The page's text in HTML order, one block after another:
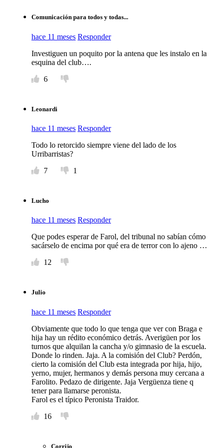
Comunicación para todos y todas...
hace 11 meses Responder
Investiguen un poquito por la antena que les instalo en la
esquina del club….
6
Leonardi
hace 11 meses Responder
Todo lo retorcido siempre viene del lado de los
Urribarristas?
7
1
Lucho
hace 11 meses Responder
Que podes esperar de Farol, del tribunal no sabían cómo
sacárselo de encima por qué era de terror con lo ajeno …
12
Julio
hace 11 meses Responder
Obviamente que todo lo que tenga que ver con Braga e
hija hay un rédito económico detrás. Averigüen por los
turnos que alquilan la cancha y/o gimnasio de la escuela.
Donde lo rinden. Jaja. A la comisión del Club? Perdón,
cierto la comisión del Club esta integrada por hija, hijo,
yerno, mujer, hermanos y demás persona muy cercana a
Farolito. Pedazo de dirigente. Jaja Vergüenza tiene q
tener para llamarse peronista.
Farol es el típico Peronista Traidor.
16
Corrijo